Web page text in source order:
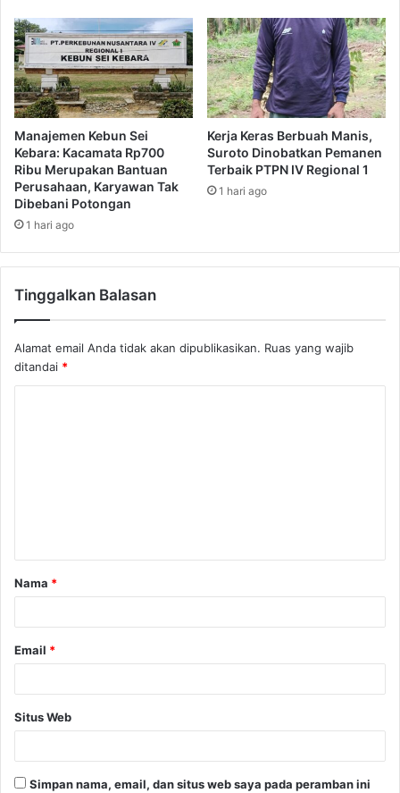
Manajemen Kebun Sei
Kebara: Kacamata Rp700
Ribu Merupakan Bantuan
Perusahaan, Karyawan Tak
Dibebani Potongan
1 hari ago
Kerja Keras Berbuah Manis,
Suroto Dinobatkan Pemanen
Terbaik PTPN IV Regional 1
1 hari ago
Tinggalkan Balasan
Alamat email Anda tidak akan dipublikasikan. Ruas yang wajib
ditandai *
a
r
Nama *
Email *
Situs Web
Simpan nama, email, dan situs web saya pada peramban ini